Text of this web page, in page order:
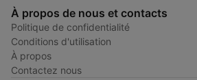
À propos de nous et contacts
Politique de confidentialité
Conditions d'utilisation
À propos
Contactez nous